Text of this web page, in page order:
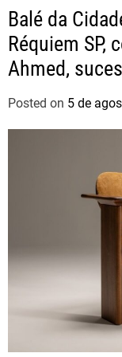
Balé da
Réquiem SP,
Ahmed,
Posted on 5 de